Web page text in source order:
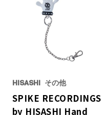
HISASHI その他
SPIKE RECORDINGS
by HISASHI Hand